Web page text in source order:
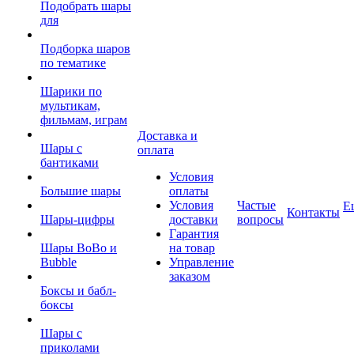
Подобрать шары
для
Подборка шаров
по тематике
Шарики по
мультикам,
фильмам, играм
Шары с
бантиками
Большие шары
Шары-цифры
Шары BoBo и
Bubble
Боксы и бабл-
боксы
Шары с
приколами
Доставка и
оплата
Условия
оплаты
Условия
доставки
Гарантия
на товар
Управление
заказом
Частые
вопросы
Контакты